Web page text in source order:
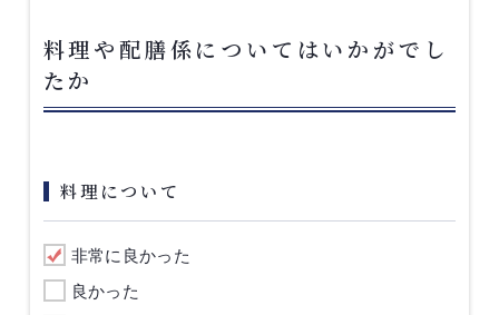
料理や配膳係についてはいかがでし
たか
料理について
非常に良かった
良かった